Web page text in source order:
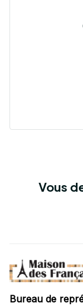
Vous
Bureau de